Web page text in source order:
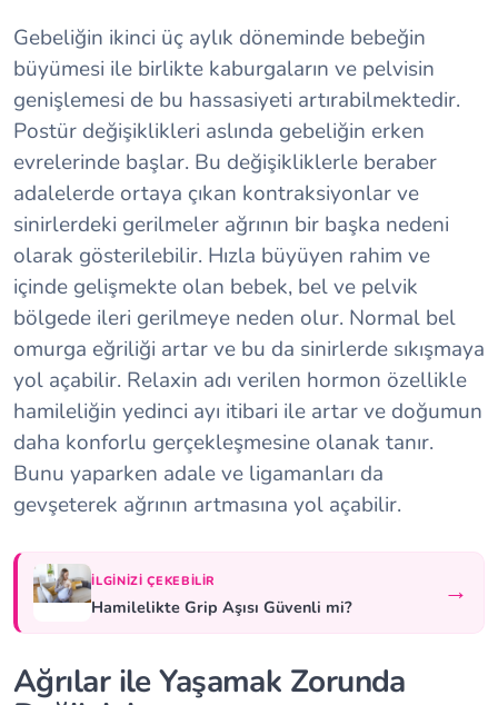
Gebeliğin ikinci üç aylık döneminde bebeğin
büyümesi ile birlikte kaburgaların ve pelvisin
genişlemesi de bu hassasiyeti artırabilmektedir.
Postür değişiklikleri aslında gebeliğin erken
evrelerinde başlar. Bu değişikliklerle beraber
adalelerde ortaya çıkan kontraksiyonlar ve
sinirlerdeki gerilmeler ağrının bir başka nedeni
olarak gösterilebilir. Hızla büyüyen rahim ve
içinde gelişmekte olan bebek, bel ve pelvik
bölgede ileri gerilmeye neden olur. Normal bel
omurga eğriliği artar ve bu da sinirlerde sıkışmaya
yol açabilir. Relaxin adı verilen hormon özellikle
hamileliğin yedinci ayı itibari ile artar ve doğumun
daha konforlu gerçekleşmesine olanak tanır.
Bunu yaparken adale ve ligamanları da
gevşeterek ağrının artmasına yol açabilir.
İLGINIZI ÇEKEBILIR
Hamilelikte Grip Aşısı Güvenli mi? →
Ağrılar ile Yaşamak Zorunda